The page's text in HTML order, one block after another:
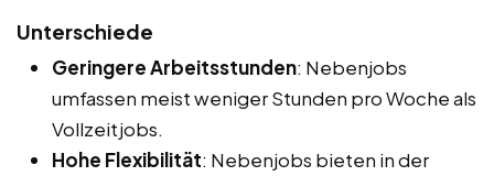
Unterschiede
Geringere Arbeitsstunden: Nebenjobs
umfassen meist weniger Stunden pro Woche als
Vollzeitjobs.
Hohe Flexibilität: Nebenjobs bieten in der